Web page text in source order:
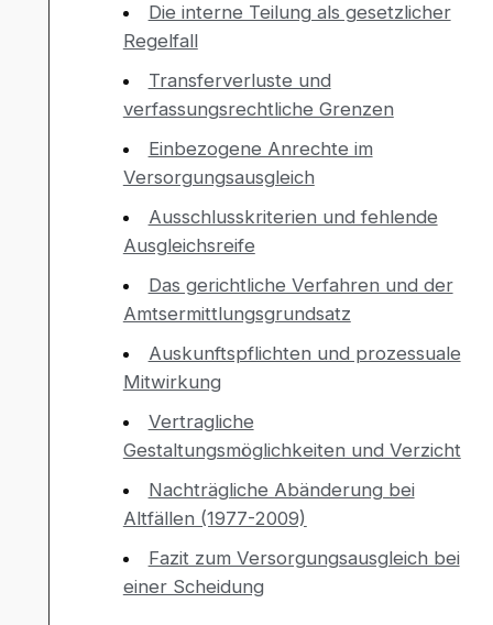
Die interne Teilung als gesetzlicher
Regelfall
Transferverluste und
verfassungsrechtliche Grenzen
Einbezogene Anrechte im
Versorgungsausgleich
Ausschlusskriterien und fehlende
Ausgleichsreife
Das gerichtliche Verfahren und der
Amtsermittlungsgrundsatz
Auskunftspflichten und prozessuale
Mitwirkung
Vertragliche
Gestaltungsmöglichkeiten und Verzicht
Nachträgliche Abänderung bei
Altfällen (1977-2009)
Fazit zum Versorgungsausgleich bei
einer Scheidung